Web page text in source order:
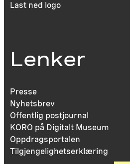
Last ned logo
Lenker
Presse
Nyhetsbrev
Offentlig postjournal
KORO på Digitalt Museum
Oppdragsportalen
Tilgjengelighetserklæring